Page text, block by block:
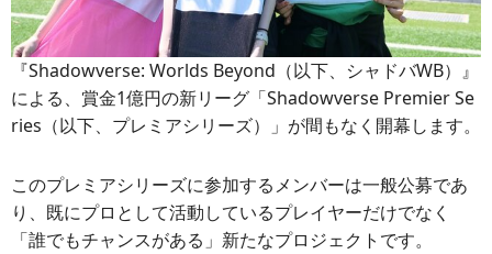
『Shadowverse: Worlds Beyond（以下、シャドバWB）』
による、賞金1億円の新リーグ「Shadowverse Premier Se
ries（以下、プレミアシリーズ）」が間もなく開幕します。
このプレミアシリーズに参加するメンバーは一般公募であ
り、既にプロとして活動しているプレイヤーだけでなく
「誰でもチャンスがある」新たなプロジェクトです。